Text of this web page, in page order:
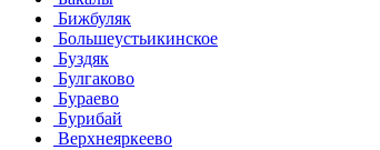
Бижбуляк
Большеустьикинское
Буздяк
Булгаково
Бураево
Бурибай
Верхнеяркеево